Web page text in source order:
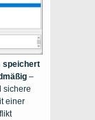
speichert
–
sichere
einer